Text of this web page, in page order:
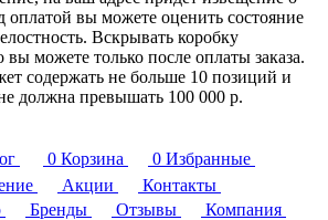
оплатой вы можете оценить состояние
Вскрывать коробку
вы можете только после оплаты заказа.
содержать не больше 10 позиций и
должна превышать 100 000 р.
0 Корзина 0 Избранные
Акции
Контакты
Бренды Отзывы
Компания